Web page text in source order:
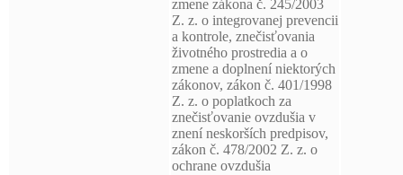
zmene zákona č. 245/2003
Z. z. o integrovanej prevencii
a kontrole, znečisťovania
životného prostredia a o
zmene a doplnení niektorých
zákonov, zákon č. 401/1998
Z. z. o poplatkoch za
znečisťovanie ovzdušia v
znení neskorších predpisov,
zákon č. 478/2002 Z. z. o
ochrane ovzdušia